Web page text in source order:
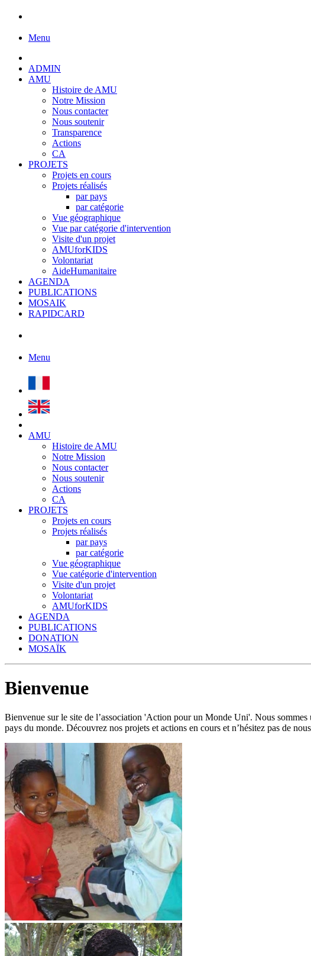
Menu
ADMIN
AMU
Histoire de AMU
Notre Mission
Nous contacter
Nous soutenir
Transparence
Actions
CA
PROJETS
Projets en cours
Projets réalisés
par pays
par catégorie
Vue géographique
Vue par catégorie d'intervention
Visite d'un projet
AMUforKIDS
Volontariat
AideHumanitaire
AGENDA
PUBLICATIONS
MOSAIK
RAPIDCARD
Menu
AMU
Histoire de AMU
Notre Mission
Nous contacter
Nous soutenir
Actions
CA
PROJETS
Projets en cours
Projets réalisés
par pays
par catégorie
Vue géographique
Vue catégorie d'intervention
Visite d'un projet
Volontariat
AMUforKIDS
AGENDA
PUBLICATIONS
DONATION
MOSAÏK
Bienvenue
Bienvenue sur le site de l’association 'Action pour un Monde Uni'. Nous
pays du monde. Découvrez nos projets et actions en cours et n’hésitez pas de